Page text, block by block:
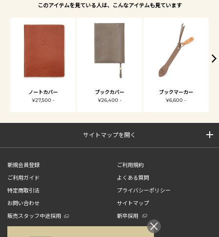
このアイテムを見ている人は、こんなアイテムも見ています
ノートカバー
¥27,500 -
ブックカバー
¥26,400 -
ブックマーカー
¥6,600 -
サイトマップを開く
新規会員登録
ご利用規約
ご利用ガイド
よくある質問
特定商取引法
プライバシーポリシー
お問い合わせ
サイトマップ
販売スタッフ中途採用
新卒採用